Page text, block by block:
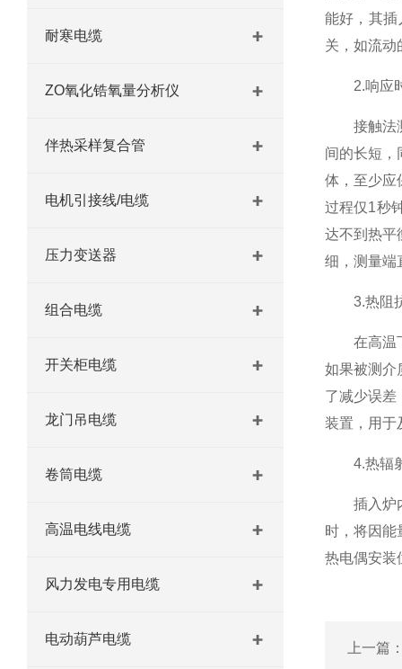
耐寒电缆
ZO氧化锆氧量分析仪
伴热采样复合管
电机引接线/电缆
压力变送器
组合电缆
开关柜电缆
龙门吊电缆
卷筒电缆
高温电线电缆
风力发电专用电缆
电动葫芦电缆
能好，其
关，如流动
2.响应
接触法测
间的长短，
体，至少应
过程仅1秒
达不到热平
细，测量端
3.热阻
在高温下
如果被测介
了减少误差
装置，用于
4.热辐
插入炉内
时，将因能
热电偶安装
上一篇